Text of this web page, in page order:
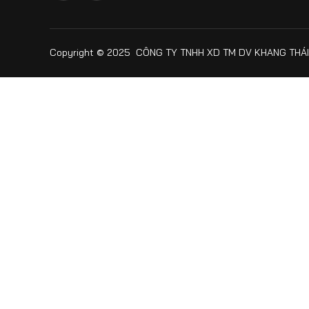
Copyright © 2025 CÔNG TY TNHH XD TM DV KHANG